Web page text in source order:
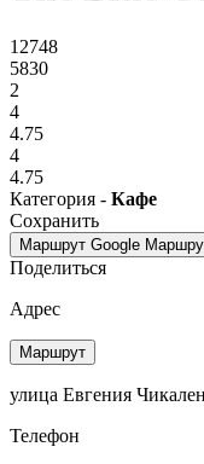
12748
5830
2
4
4.75
4
4.75
Категория - Кафе
Сохранить
Маршрут Google
Поделиться
Адрес
Маршрут
улица Евгения
Телефон